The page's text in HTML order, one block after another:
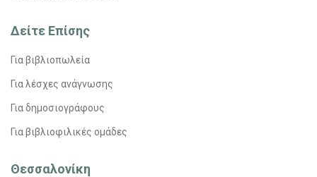
Δείτε Επίσης
Για βιβλιοπωλεία
Για λέσχες ανάγνωσης
Για δημοσιογράφους
Για βιβλιοφιλικές ομάδες
Θεσσαλονίκη